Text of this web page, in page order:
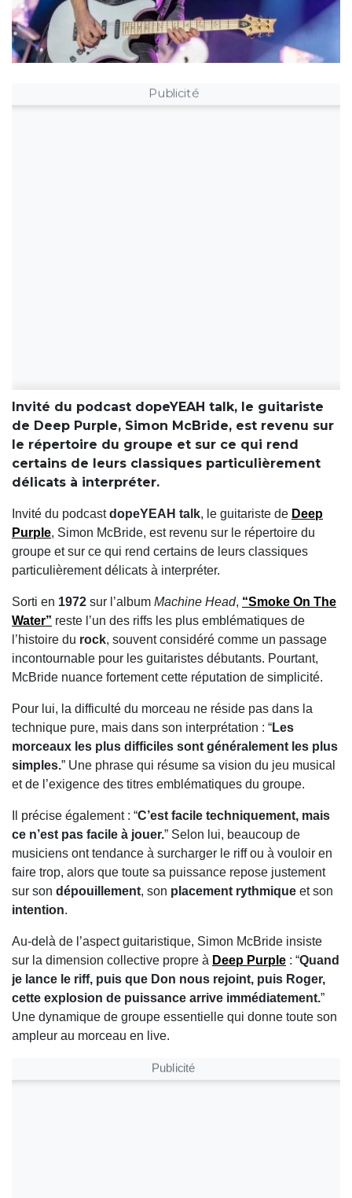
Publicité
Invité du podcast dopeYEAH talk, le guitariste
de Deep Purple, Simon McBride, est revenu sur
le répertoire du groupe et sur ce qui rend
certains de leurs classiques particulièrement
délicats à interpréter.
Invité du podcastdopeYEAH talk, le guitariste de Deep
Purple, Simon McBride, est revenu sur le répertoire du
groupe et sur ce qui rend certains de leurs classiques
particulièrement délicats à interpréter.
Sorti en 1972 sur l’album Machine Head, “Smoke On The
Water” reste l’un des riffs les plus emblématiques de
l’histoire du rock, souvent considéré comme un passage
incontournable pour les guitaristes débutants. Pourtant,
McBride nuance fortement cette réputation de simplicité.
Pour lui, la difficulté du morceau ne réside pas dans la
technique pure, mais dans son interprétation : “Les
morceaux les plus difficiles sont généralement les plus
simples.” Une phrase qui résume sa vision du jeu musical
et de l’exigence des titres emblématiques du groupe.
Il précise également : “C’est facile techniquement, mais
ce n’est pas facile à jouer.” Selon lui, beaucoup de
musiciens ont tendance à surcharger le riff ou à vouloir en
faire trop, alors que toute sa puissance repose justement
sur son dépouillement, son placement rythmique et son
intention.
Au-delà de l’aspect guitaristique, Simon McBride insiste
sur la dimension collective propre à Deep Purple : “Quand
je lance le riff, puis que Don nous rejoint, puis Roger,
cette explosion de puissance arrive immédiatement.”
Une dynamique de groupe essentielle qui donne toute son
ampleur au morceau en live.
Publicité